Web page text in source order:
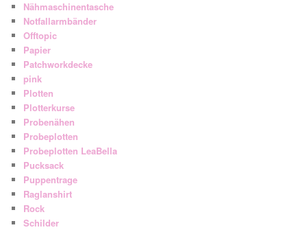
Nähmaschinentasche
Notfallarmbänder
Offtopic
Papier
Patchworkdecke
pink
Plotten
Plotterkurse
Probenähen
Probeplotten
Probeplotten LeaBella
Pucksack
Puppentrage
Raglanshirt
Rock
Schilder